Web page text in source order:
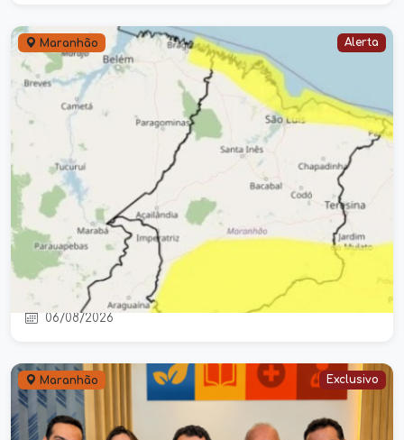
Maranhão Alerta
Alerta Meteorológico Coloca Áreas
do Maranhão em Atenção para
Possíveis Mudanças no Tempo
06/08/2026
Maranhão Exclusivo